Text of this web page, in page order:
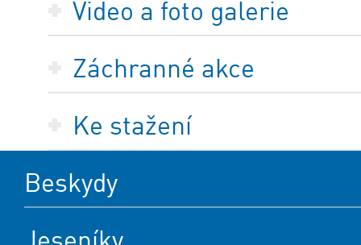
Video a foto galerie
Záchranné akce
Ke stažení
Beskydy